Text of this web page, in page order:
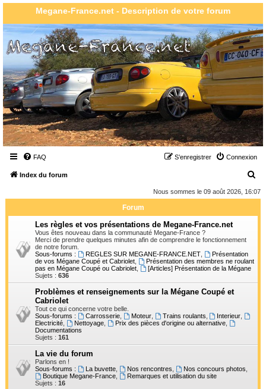
Megane-France.net - Description de votre forum
FAQ Connexion
S’enregistrer
Index du forum
e
h
Nous sommes le 09 août 2026, 16:07
Forum
Les règles et vos présentations de Megane-France.net
Vous êtes nouveau dans la communauté Megane-France ?
Merci de prendre quelques minutes afin de comprendre le fonctionnement
de notre forum.
Sous-forums :
REGLES SUR MEGANE-FRANCE.NET,
Présentation
de vos Mégane Coupé et Cabriolet
Présentation des membres ne roulant
pas en Mégane Coupé ou Cabriolet
[Articles] Présentation de la Mégane
Sujets : 636
Problèmes et renseignements sur la Mégane Coupé et
Cabriolet
Tout ce qui concerne votre belle.
Sous-forums :
Carrosserie, Moteur, Trains roulants Interieur
Electricité
Nettoyage, Prix des pièces d'origine ou alternative,
Documentations
Sujets : 161
La vie du forum
Parlons en !
Sous-forums :
La buvette, Nos rencontres Nos concours photos
Boutique Megane-France,
Remarques et utilisation du site
Sujets : 16